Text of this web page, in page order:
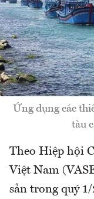
Ứng dụng các
tàu
Theo Hiệp hội
Việt Nam
sản trong quý